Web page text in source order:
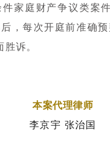
家庭财产争议类案
，每次开庭前准确
诉。
本案代理律师
李京宇 张治国